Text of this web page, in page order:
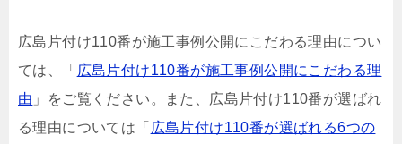
広島片付け110番が施工事例公開にこだわる理由につい
ては、「 広島片付け110番が施工事例公開にこだわる理
由 」をご覧ください。また、広島片付け110番が選ばれ
る理由については「 広島片付け110番が選ばれる6つの